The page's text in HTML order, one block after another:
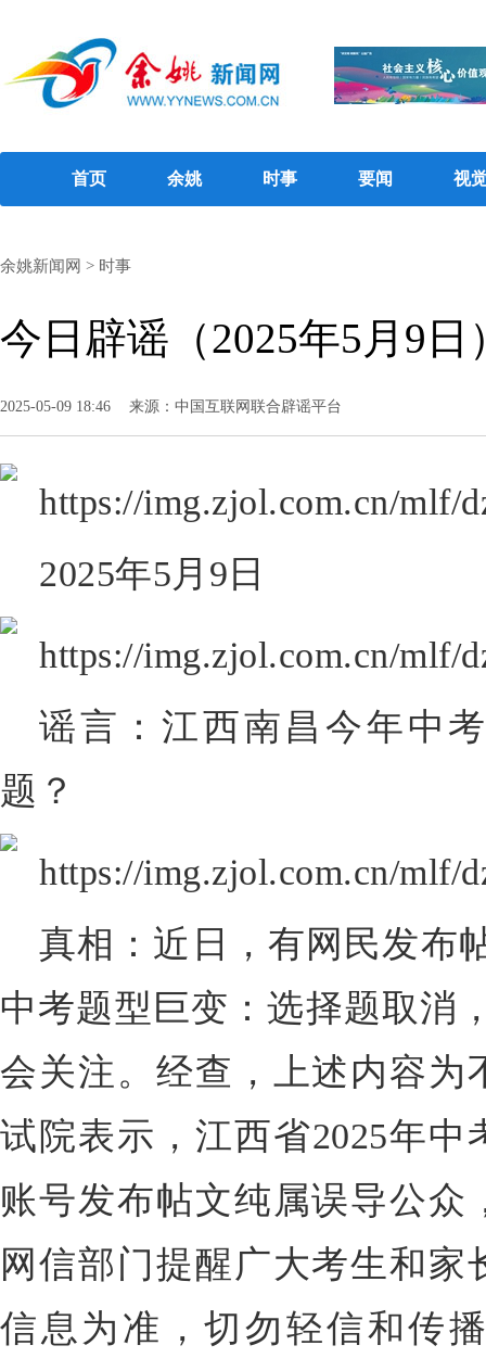
首页 余姚 时事 要闻 视
余姚新闻网 > 时事
今日辟谣（2025年5月9日
2025-05-09 18:46 来源：中国互联网联合辟谣平台
2025年5月9日
谣言：江西南昌今年中
题？
真相：近日，有网民发布
中考题型巨变：选择题取消
会关注。经查，上述内容为
试院表示，江西省2025年
账号发布帖文纯属误导公众
网信部门提醒广大考生和
信息为准，切勿轻信和传